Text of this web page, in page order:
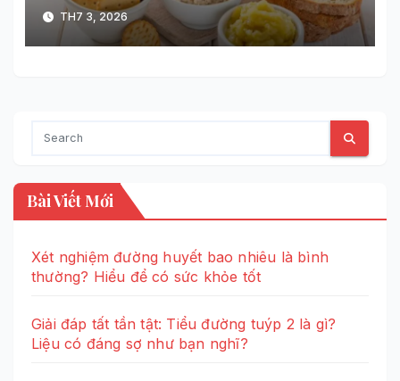
TH7 3, 2026
Bài Viết Mới
Xét nghiệm đường huyết bao nhiêu là bình
thường? Hiểu để có sức khỏe tốt
Giải đáp tất tần tật: Tiểu đường tuýp 2 là gì?
Liệu có đáng sợ như bạn nghĩ?